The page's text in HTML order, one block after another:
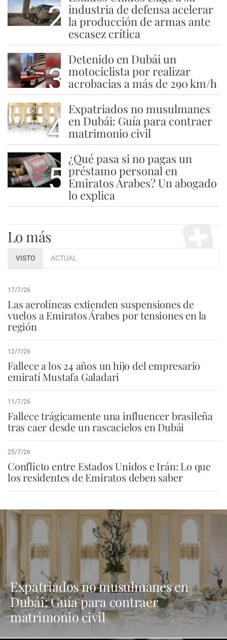
2 industria de defensa acelerar
la producción de armas ante
escasez crítica
3
Detenido en Dubái un
motociclista por realizar
acrobacias a más de 290 km/h
4
Expatriados no musulmanes
en Dubái: Guía para contraer
matrimonio civil
5
¿Qué pasa si no pagas un
préstamo personal en
Emiratos Árabes? Un abogado
lo explica
Lo más
VISTO ACTUAL
17/7/26
Las aerolíneas extienden suspensiones de
vuelos a Emiratos Árabes por tensiones en la
región
12/7/26
Fallece a los 24 años un hijo del empresario
emiratí Mustafa Galadari
11/7/26
Fallece trágicamente una influencer brasileña
tras caer desde un rascacielos en Dubái
25/7/26
Conflicto entre Estados Unidos e Irán: Lo que
los residentes de Emiratos deben saber
Expatriados no musulmanes en
Dubái: Guía para contraer
matrimonio civil